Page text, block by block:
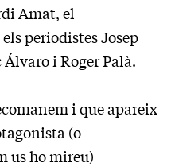
Amat, el
periodistes Josep
i Roger Palà.
i que apareix
(o
us ho mireu)